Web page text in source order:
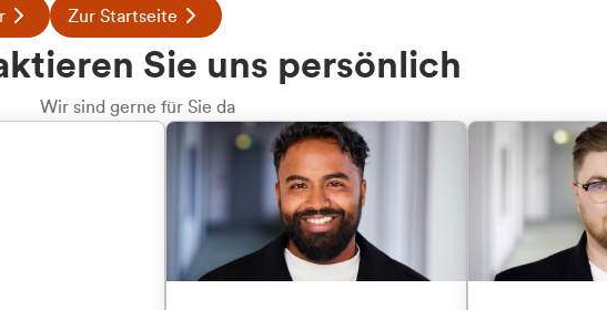
Zur Startseite
Sie uns persönlich
Wir sind gerne für Sie da